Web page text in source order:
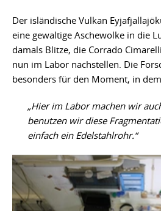
Der isländische Vulkan
eine gewaltige Aschewolke in die
damals Blitze, die Corrado
nun im Labor nachstellen. Die
besonders für den Moment, in
„Hier im Labor machen wir
benutzen wir diese
einfach ein Edelstahlrohr.“